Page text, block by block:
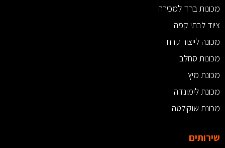
מכונות ברד למכירה
ציוד לבתי קפה
מכונה לייצור קרח
מכונות סחלב
מכונת מיץ
מכונת לימונדה
מכונת שוקולטה
שירותים